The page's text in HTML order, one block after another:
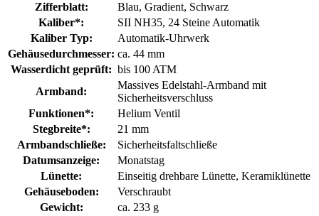
Zifferblatt:
Blau, Gradient, Schwarz
Kaliber*:
SII NH35, 24 Steine Automatik
Kaliber Typ:
Automatik-Uhrwerk
Gehäusedurchmesser: ca. 44 mm
Wasserdicht geprüft: bis 100 ATM
Armband:
Massives Edelstahl-Armband mit
Sicherheitsverschluss
Funktionen*:
Helium Ventil
Stegbreite*:
21 mm
Armbandschließe:
Sicherheitsfaltschließe
Datumsanzeige:
Monatstag
Lünette:
Einseitig drehbare Lünette, Keramiklünette
Gehäuseboden:
Verschraubt
Gewicht:
ca. 233 g